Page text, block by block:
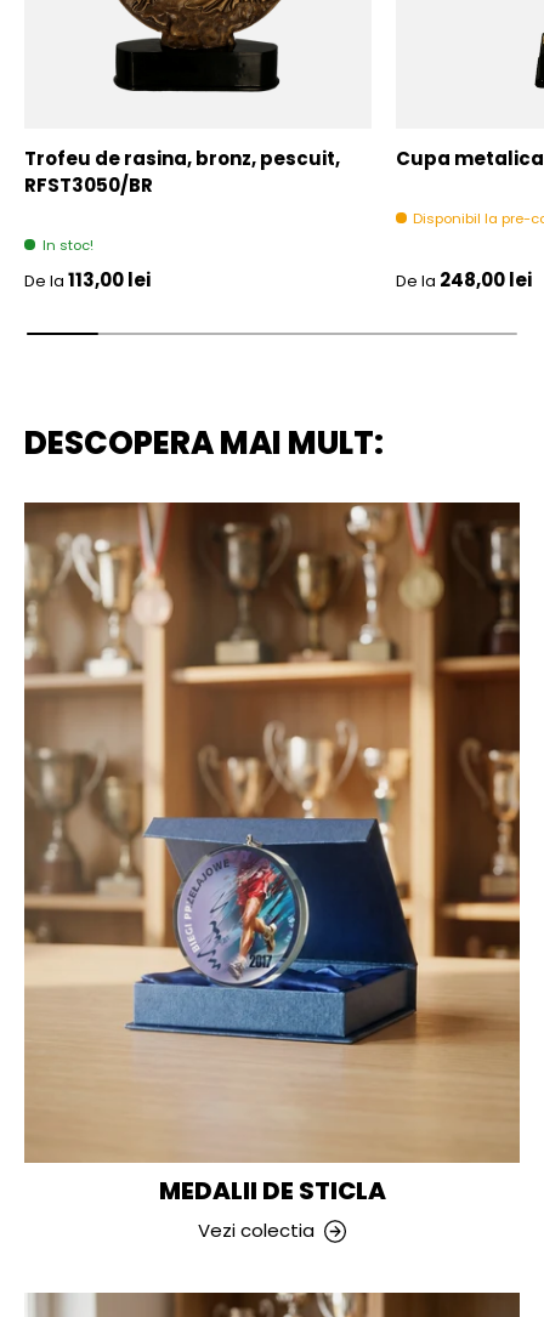
Trofeu de rasina, bronz, pescuit,
RFST3050/BR
In stoc!
Pret initial
De la 113,00 lei
Cupa
Disponibil la pre-
Pret initial
De la 248,00 lei
DESCOPERA MAI MULT:
MEDALII DE STICLA
Vezi colectia